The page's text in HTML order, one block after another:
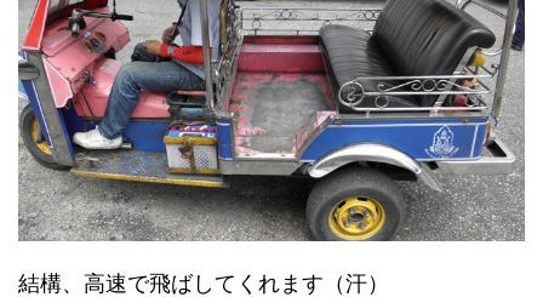
結構、高速で飛ばしてくれます（汗）